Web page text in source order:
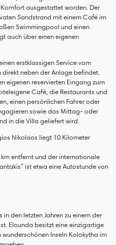
ausgestattet worden. Der
Sandstrand mit einem Café im
Swimmingpool und einen
auch über einen eigenen
erstklassigen Service vom
direkt neben der Anlage befindet.
eigenen reservierten Eingang zum
Café, die Restaurants und
einen persönlichen Fahrer oder
sowie das Mittag- oder
in die Villa geliefert wird.
Nikolaos liegt 10 Kilometer
entfernt und der internationale
ist etwa eine Autostunde von
den letzten Jahren zu einem der
Elounda besitzt eine einzigartige
Inseln Kolokytha im